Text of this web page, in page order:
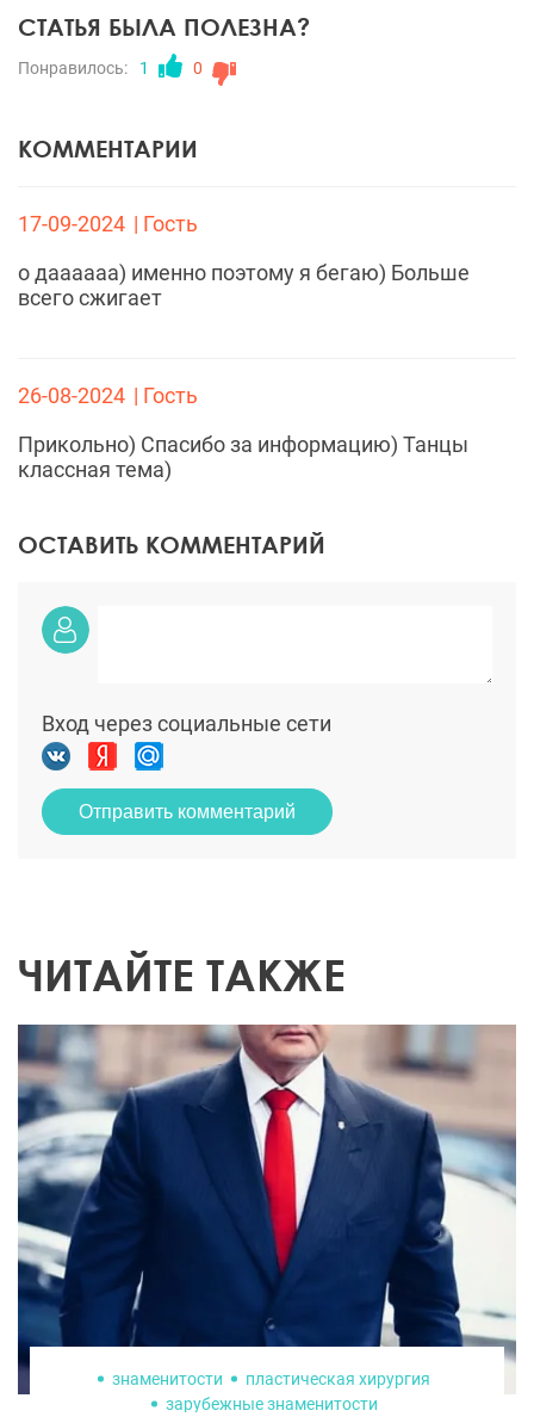
СТАТЬЯ БЫЛА ПОЛЕЗНА?
Понравилось: 1 0
КОММЕНТАРИИ
17-09-2024 | Гость
о даааааа) именно поэтому я бегаю) Больше
всего сжигает
26-08-2024 | Гость
Прикольно) Спасибо за информацию) Танцы
классная тема)
ОСТАВИТЬ КОММЕНТАРИЙ
Вход через социальные сети
Отправить комментарий
ЧИТАЙТЕ ТАКЖЕ
знаменитости
пластическая хирургия
зарубежные знаменитости